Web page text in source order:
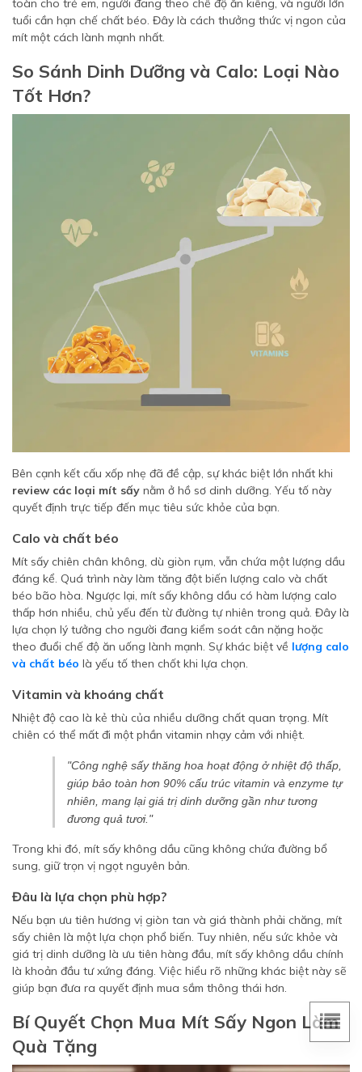
toàn cho trẻ em, người đang theo chế độ ăn kiêng, và người lớn
tuổi cần hạn chế chất béo. Đây là cách thưởng thức vị ngon của
mít một cách lành mạnh nhất.
So Sánh Dinh Dưỡng và Calo: Loại Nào
Tốt Hơn?
Bên cạnh kết cấu xốp nhẹ đã đề cập, sự khác biệt lớn nhất khi
review các loại mít sấy nằm ở hồ sơ dinh dưỡng. Yếu tố này
quyết định trực tiếp đến mục tiêu sức khỏe của bạn.
Calo và chất béo
Mít sấy chiên chân không, dù giòn rụm, vẫn chứa một lượng dầu
đáng kể. Quá trình này làm tăng đột biến lượng calo và chất
béo bão hòa. Ngược lại, mít sấy không dầu có hàm lượng calo
thấp hơn nhiều, chủ yếu đến từ đường tự nhiên trong quả. Đây là
lựa chọn lý tưởng cho người đang kiểm soát cân nặng hoặc
theo đuổi chế độ ăn uống lành mạnh. Sự khác biệt về lượng calo
và chất béo là yếu tố then chốt khi lựa chọn.
Vitamin và khoáng chất
Nhiệt độ cao là kẻ thù của nhiều dưỡng chất quan trọng. Mít
chiên có thể mất đi một phần vitamin nhạy cảm với nhiệt.
"Công nghệ sấy thăng hoa hoạt động ở nhiệt độ thấp,
giúp bảo toàn hơn 90% cấu trúc vitamin và enzyme tự
nhiên, mang lại giá trị dinh dưỡng gần như tương
đương quả tươi."
Trong khi đó, mít sấy không dầu cũng không chứa đường bổ
sung, giữ trọn vị ngọt nguyên bản.
Đâu là lựa chọn phù hợp?
Nếu bạn ưu tiên hương vị giòn tan và giá thành phải chăng, mít
sấy chiên là một lựa chọn phổ biến. Tuy nhiên, nếu sức khỏe và
giá trị dinh dưỡng là ưu tiên hàng đầu, mít sấy không dầu chính
là khoản đầu tư xứng đáng. Việc hiểu rõ những khác biệt này sẽ
giúp bạn đưa ra quyết định mua sắm thông thái hơn.
Bí Quyết Chọn Mua Mít Sấy Ngon Làm
Quà Tặng